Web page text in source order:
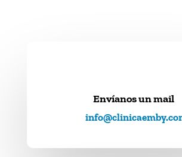
Envíanos un mail